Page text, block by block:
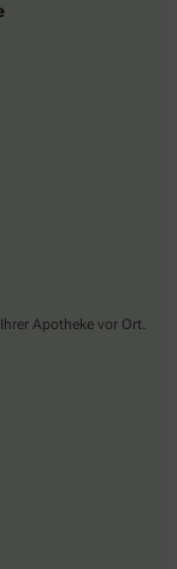
Apotheke vor Ort.